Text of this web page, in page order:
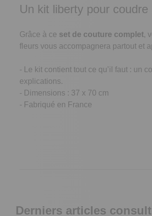
Un kit liberty pour
Grâce à ce set de couture complet,
fleurs vous accompagnera partout et
- Le kit contient tout ce qu’il faut : un
explications.
- Dimensions : 37 x 70 cm
- Fabriqué en France
Derniers articles